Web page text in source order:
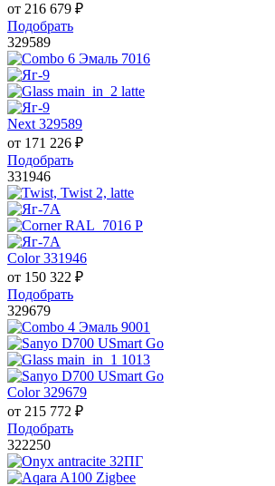
от 216 679 ₽
Подобрать
329589
Next 329589
от 171 226 ₽
Подобрать
331946
Color 331946
от 150 322 ₽
Подобрать
329679
Color 329679
от 215 772 ₽
Подобрать
322250